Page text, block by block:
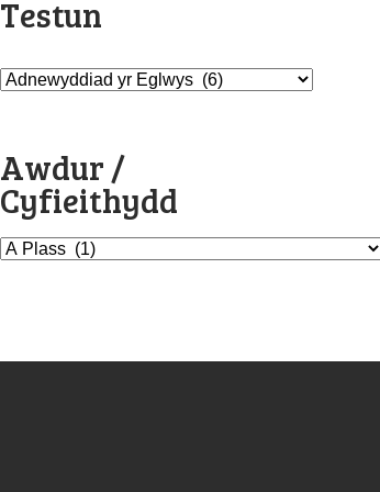
Testun
Awdur /
Cyfieithydd